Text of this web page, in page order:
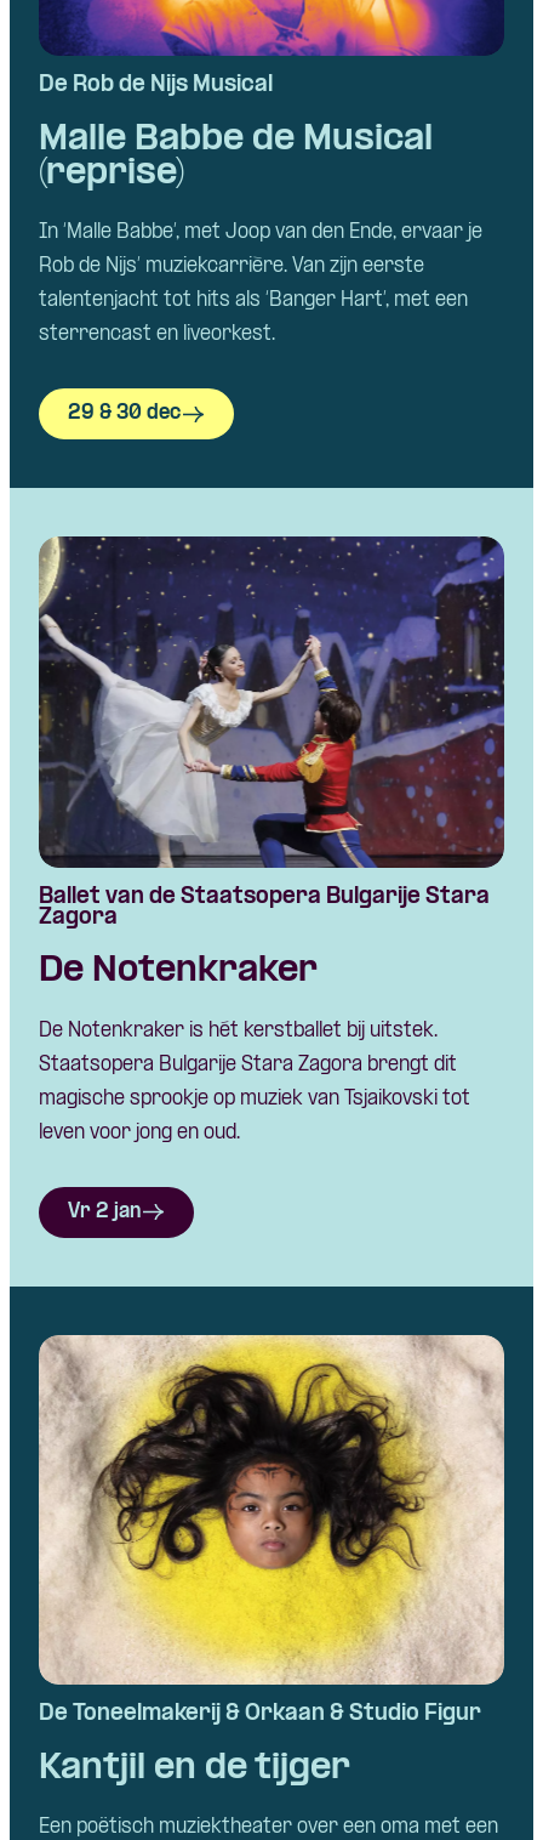
De Rob de Nijs Musical
Malle Babbe de Musical
(reprise)
In ‘Malle Babbe’, met Joop van den Ende, ervaar je
Rob de Nijs’ muziekcarrière. Van zijn eerste
talentenjacht tot hits als ‘Banger Hart’, met een
sterrencast en liveorkest.
29 & 30 dec
Ballet van de Staatsopera Bulgarije Stara
Zagora
De Notenkraker
De Notenkraker is hét kerstballet bij uitstek.
Staatsopera Bulgarije Stara Zagora brengt dit
magische sprookje op muziek van Tsjaikovski tot
leven voor jong en oud.
Vr 2 jan
De Toneelmakerij & Orkaan & Studio Figur
Kantjil en de tijger
Een poëtisch muziektheater over een oma met een